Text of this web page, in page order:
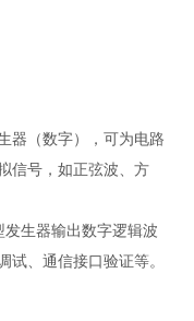
器（数字），可为电路
信号，如正弦波、方
生器输出数字逻辑波
试、通信接口验证等。